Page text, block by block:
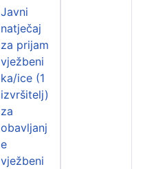
Javni
natječaj
za prijam
vježbeni
ka/ice (1
izvršitelj)
za
obavljanj
e
vježbeni